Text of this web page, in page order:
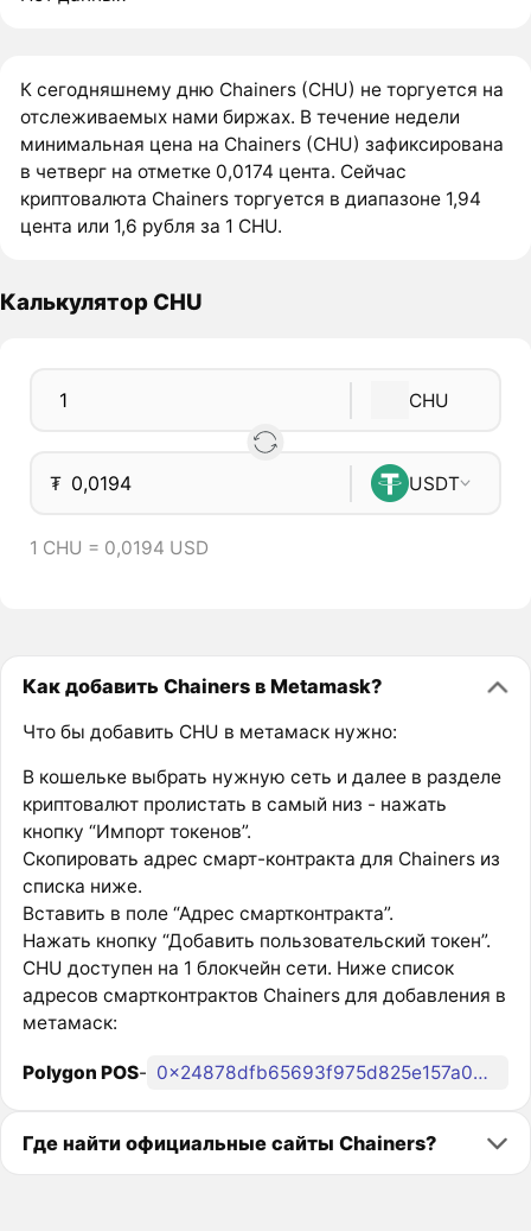
К сегодняшнему дню Chainers (CHU) не торгуется на
отслеживаемых нами биржах. В течение недели
минимальная цена на Chainers (CHU) зафиксирована
в четверг на отметке 0,0174 цента. Сейчас
криптовалюта Chainers торгуется в диапазоне 1,94
цента или 1,6 рубля за 1 CHU.
Калькулятор CHU
CHU
₮ USDT
1 CHU = 0,0194 USD
Как добавить Chainers в Metamask?
Что бы добавить CHU в метамаск нужно:
В кошельке выбрать нужную сеть и далее в разделе
криптовалют пролистать в самый низ - нажать
кнопку “Импорт токенов”.
Скопировать адрес смарт-контракта для Chainers из
списка ниже.
Вставить в поле “Адрес смартконтракта”.
Нажать кнопку “Добавить пользовательский токен”.
CHU доступен на 1 блокчейн сети. Ниже список
адресов смартконтрактов Chainers для добавления в
метамаск:
Polygon POS- 0x24878dfb65693f975d825e157a0685aec2300ad8
Где найти официальные сайты Chainers?